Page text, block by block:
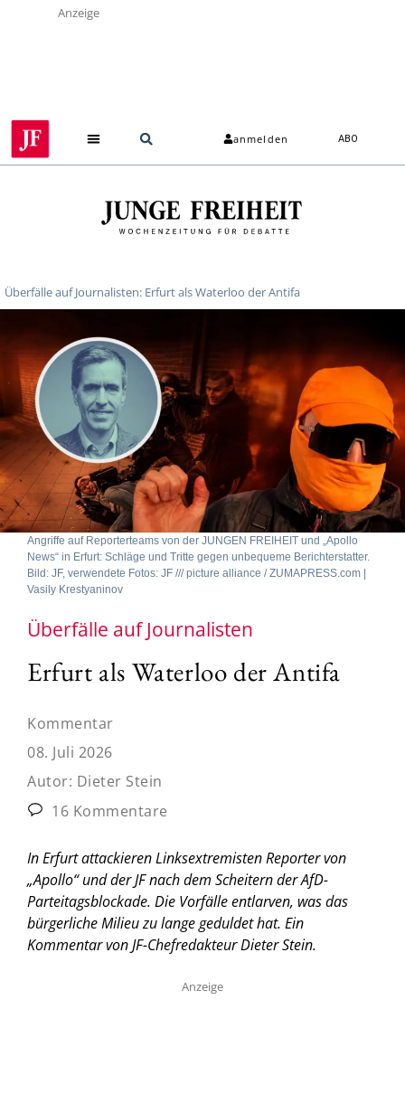
Anzeige
anmelden ABO
Überfälle auf Journalisten: Erfurt als Waterloo der Antifa
Angriffe auf Reporterteams von der JUNGEN FREIHEIT und „Apollo
News“ in Erfurt: Schläge und Tritte gegen unbequeme Berichterstatter.
Bild: JF, verwendete Fotos: JF /// picture alliance / ZUMAPRESS.com |
Vasily Krestyaninov
Überfälle auf Journalisten
Erfurt als Waterloo der Antifa
Kommentar
08. Juli 2026
Autor: Dieter Stein
16 Kommentare
In Erfurt attackieren Linksextremisten Reporter von
„Apollo“ und der JF nach dem Scheitern der AfD-
Parteitagsblockade. Die Vorfälle entlarven, was das
bürgerliche Milieu zu lange geduldet hat. Ein
Kommentar von JF-Chefredakteur Dieter Stein.
Anzeige